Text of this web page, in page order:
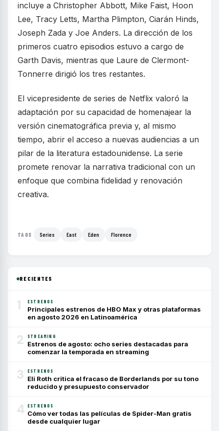
incluye a Christopher Abbott, Mike Faist, Hoon
Lee, Tracy Letts, Martha Plimpton, Ciarán Hinds,
Joseph Zada y Joe Anders. La dirección de los
primeros cuatro episodios estuvo a cargo de
Garth Davis, mientras que Laure de Clermont-
Tonnerre dirigió los tres restantes.
El vicepresidente de series de Netflix valoró la
adaptación por su capacidad de homenajear la
versión cinematográfica previa y, al mismo
tiempo, abrir el acceso a nuevas audiencias a un
pilar de la literatura estadounidense. La serie
promete renovar la narrativa tradicional con un
enfoque que combina fidelidad y renovación
creativa.
TAGS Series East Eden Florence
RECIENTES
1 ESTRENOS
Principales estrenos de HBO Max y otras plataformas
en agosto 2026 en Latinoamérica
2 STREAMING
Estrenos de agosto: ocho series destacadas para
comenzar la temporada en streaming
3 ESTRENOS
Eli Roth critica el fracaso de Borderlands por su tono
reducido y presupuesto conservador
4 ESTRENOS
Cómo ver todas las películas de Spider-Man gratis
desde cualquier lugar